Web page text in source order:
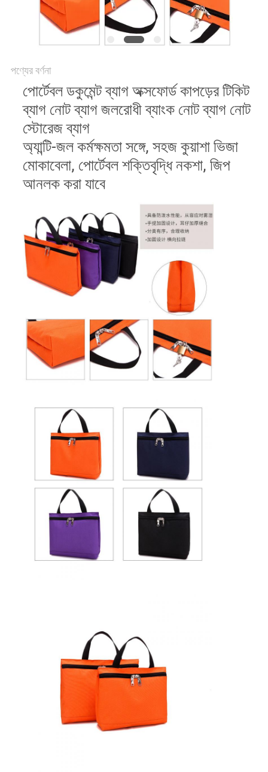
পণ্যের বর্ণনা
পোর্টেবল ডকুমেন্ট ব্যাগ অক্সফোর্ড কাপড়ের টিকিট
ব্যাগ নোট ব্যাগ জলরোধী ব্যাংক নোট ব্যাগ নোট
স্টোরেজ ব্যাগ
অ্যান্টি-জল কর্মক্ষমতা সঙ্গে, সহজ কুয়াশা ভিজা
মোকাবেলা, পোর্টেবল শক্তিবৃদ্ধি নকশা, জিপ
আনলক করা যাবে